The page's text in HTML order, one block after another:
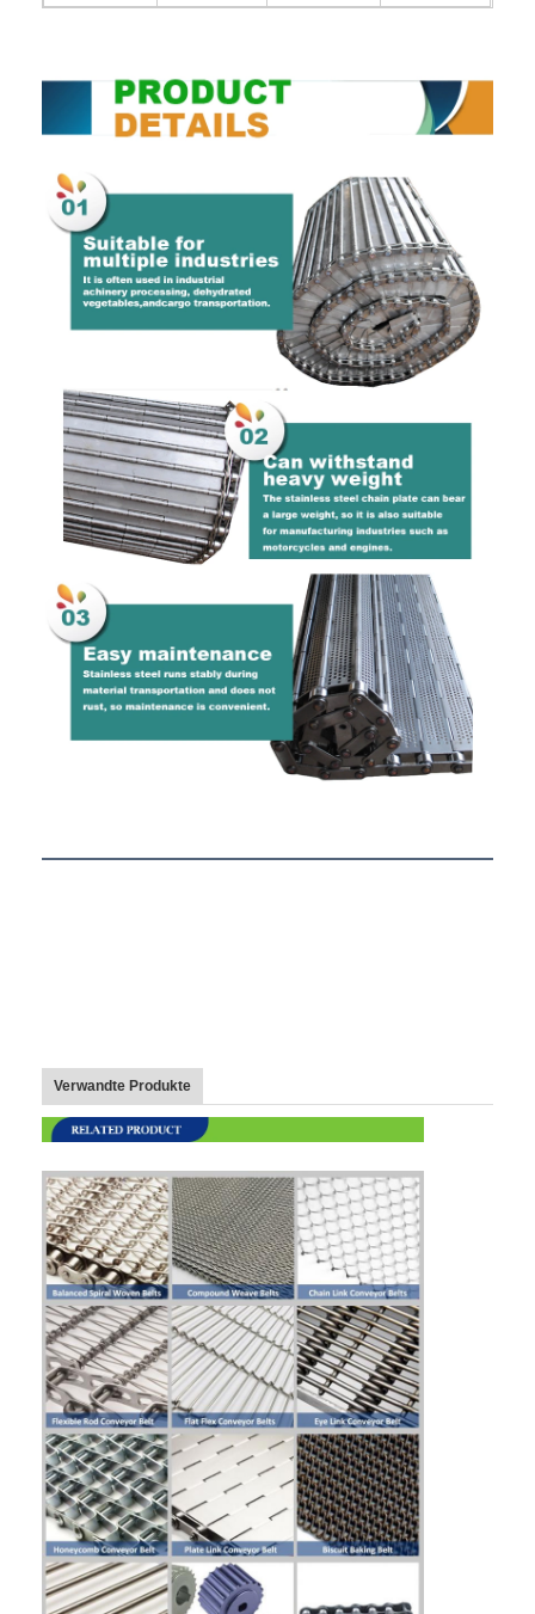
Qualitätskontrolle
Kontakt
Nachrichten
Alle Fälle
Spiraldrahtgeflecht
Hochtemperatur-Maschendraht
Nahrung Mesh Belt
Wabenförderband
Förderkette-Platte
Foto-voltaischer SolarMesh Belt
Kette Mesh Belt
Gewundener Gefrierschrank-Gurt
Verwandte Produkte